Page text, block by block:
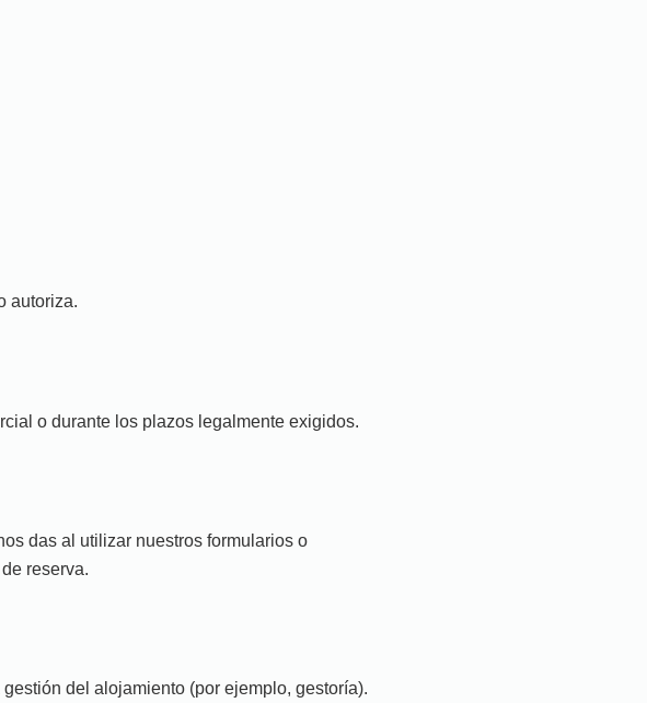
autoriza.
o durante los plazos legalmente exigidos.
das al utilizar nuestros formularios o
reserva.
del alojamiento (por ejemplo, gestoría).